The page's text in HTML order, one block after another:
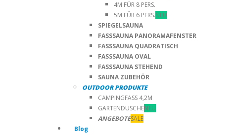
4M FÜR 8 PERS.
5M FÜR 6 PERS.NEU
SPIEGELSAUNA
FASSSAUNA PANORAMAFENSTER
FASSSAUNA QUADRATISCH
FASSSAUNA OVAL
FASSSAUNA STEHEND
SAUNA ZUBEHÖR
OUTDOOR PRODUKTE
CAMPINGFASS 4,2M
GARTENDUSCHENEU
ANGEBOTESALE
Blog